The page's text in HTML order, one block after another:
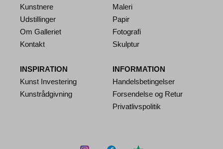
Kunstnere
Udstillinger
Om Galleriet
Kontakt
INSPIRATION
Kunst Investering
Kunstrådgivning
Maleri
Papir
Fotografi
Skulptur
INFORMATION
Handelsbetingelser
Forsendelse og Retur
Privatlivspolitik